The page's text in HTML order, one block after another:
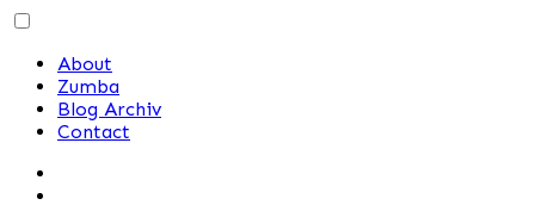
Skip
contentAbout
Zumba
Blog Archiv
Contact